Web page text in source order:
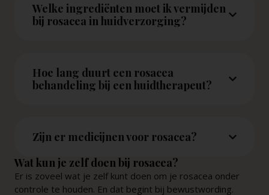
Welke ingrediënten moet ik vermijden
bij rosacea in huidverzorging?
Hoe lang duurt een rosacea
behandeling bij een huidtherapeut?
Zijn er medicijnen voor rosacea?
Wat kun je zelf doen bij rosacea?
Er is zoveel wat je zelf kunt doen om je rosacea onder
controle te houden. En dat begint bij bewustwording.